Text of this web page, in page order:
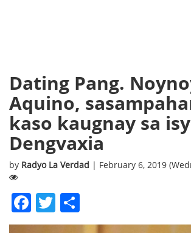
Dating Pang.
Aquino,
kaso kaugnay sa
Dengvaxia
by Radyo La Verdad | February 6, 2019
Facebook
Twitter